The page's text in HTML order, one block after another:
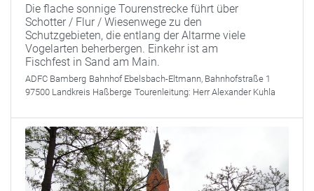
Die flache sonnige Tourenstrecke führt über
Schotter / Flur / Wiesenwege zu den
Schutzgebieten, die entlang der Altarme viele
Vogelarten beherbergen. Einkehr ist am
Fischfest in Sand am Main.
ADFC Bamberg Bahnhof Ebelsbach-Eltmann, Bahnhofstraße 1
97500 Landkreis Haßberge Tourenleitung: Herr Alexander Kuhla